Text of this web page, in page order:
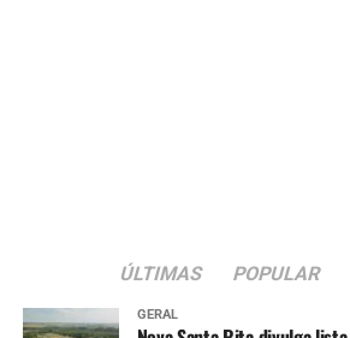
ÚLTIMAS POPULAR
GERAL